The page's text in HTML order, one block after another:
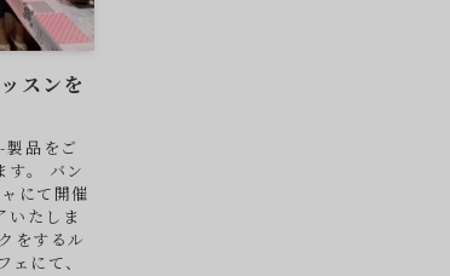
スンを
品をご
す。 バン
にて開催
いたしま
をするル
にて、